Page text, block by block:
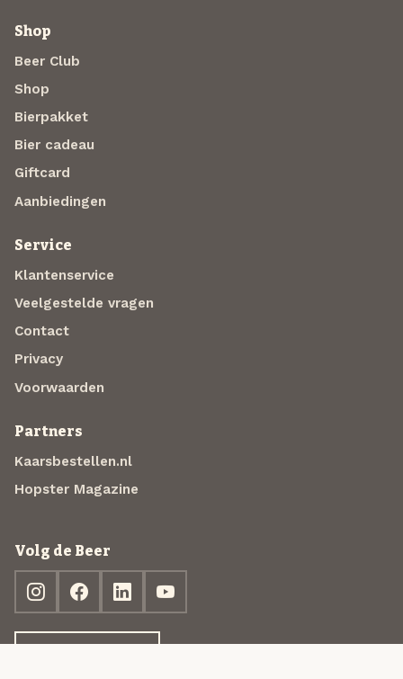
Shop
Beer Club
Shop
Bierpakket
Bier cadeau
Giftcard
Aanbiedingen
Service
Klantenservice
Veelgestelde vragen
Contact
Privacy
Voorwaarden
Partners
Kaarsbestellen.nl
Hopster Magazine
Volg de Beer